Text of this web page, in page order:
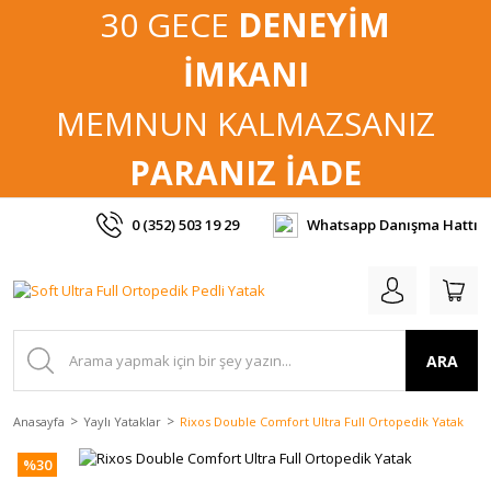
30 GECE DENEYİM
İMKANI
MEMNUN KALMAZSANIZ
PARANIZ İADE
0 (352) 503 19 29 Whatsapp Danışma Hattı
ARA
Anasayfa Yaylı Yataklar Rixos Double Comfort Ultra Full Ortopedik Yatak
%30